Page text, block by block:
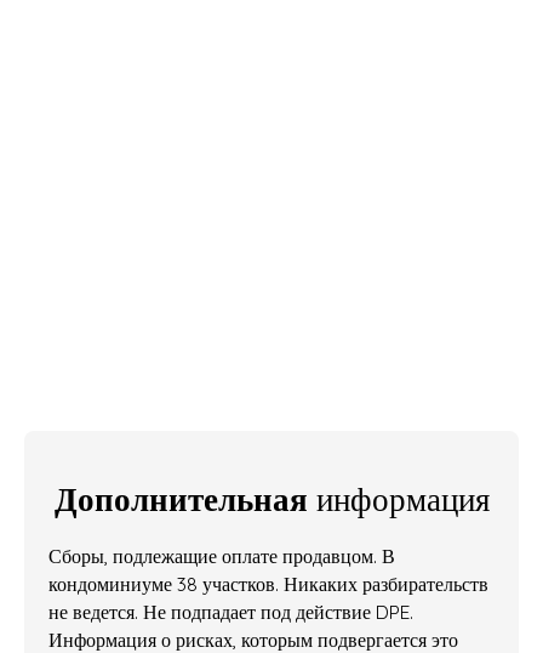
Дополнительная информация
Сборы, подлежащие оплате продавцом. В
кондоминиуме 38 участков. Никаких разбирательств
не ведется. Не подпадает под действие DPE.
Информация о рисках, которым подвергается это